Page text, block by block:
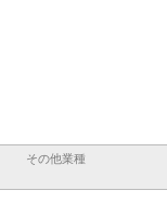
その他業種